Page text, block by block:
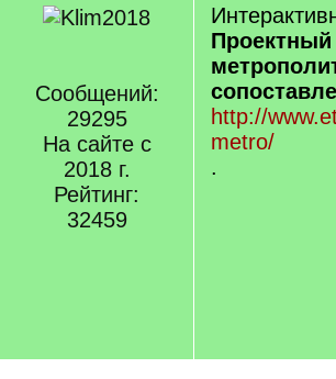
Сообщений:
29295
На сайте с
2018 г.
Рейтинг:
32459
Проектный
http://
metro/
.